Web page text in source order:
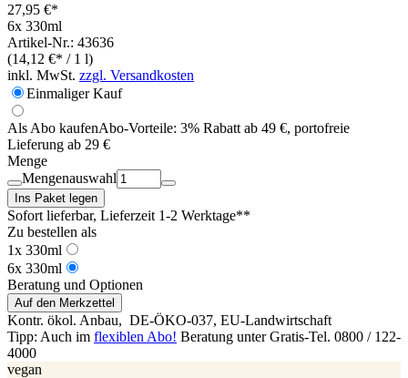
27,95 €*
6x 330ml
Artikel-Nr.: 43636
(14,12 €* / 1 l)
inkl. MwSt. zzgl. Versandkosten
Einmaliger Kauf
Als Abo kaufenAbo-Vorteile: 3% Rabatt ab 49 €, portofreie
Lieferung ab 29 €
Menge
Mengenauswahl
Ins Paket legen
Sofort lieferbar, Lieferzeit 1-2 Werktage**
Zu bestellen als
1x 330ml
6x 330ml
Beratung und Optionen
Auf den Merkzettel
Kontr. ökol. Anbau, DE-ÖKO-037, EU-Landwirtschaft
Tipp: Auch im flexiblen Abo! Beratung unter Gratis-Tel. 0800 / 122-
4000
vegan